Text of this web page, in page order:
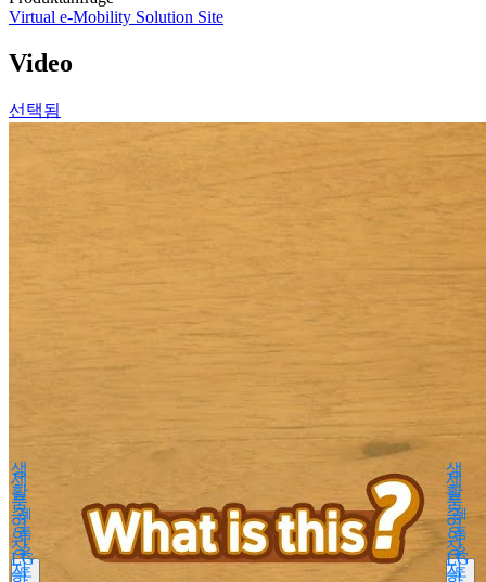
제
품
용
도
제
품
용
도
생
활
속
의
LG
생
활
속
의
LG
Virtual e-Mobility Solution Site
Video
선택됨
제
품
영
상
자
제
품
영
상
자
Produkt Suchen
Nach Krankheitsbildern
All
Sie können den Produktnamen aus
der folgenden
Boostin Plus
Espogen Inj.